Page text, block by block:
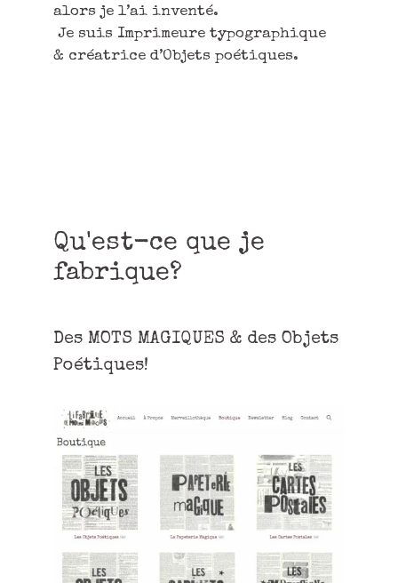
alors je l’ai inventé.
Je suis Imprimeure typographique
& créatrice d’Objets poétiques.
Qu'est-ce que je
fabrique?
Des MOTS MAGIQUES & des Objets
Poétiques!